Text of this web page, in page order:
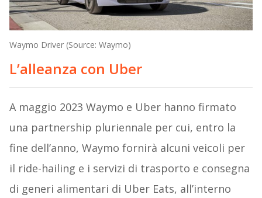
Waymo Driver (Source: Waymo)
L’alleanza con Uber
A maggio 2023 Waymo e Uber hanno firmato
una partnership pluriennale per cui, entro la
fine dell’anno, Waymo fornirà alcuni veicoli per
il ride-hailing e i servizi di trasporto e consegna
di generi alimentari di Uber Eats, all’interno